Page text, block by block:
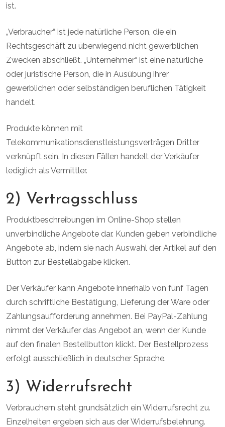
ist.
„Verbraucher“ ist jede natürliche Person, die ein
Rechtsgeschäft zu überwiegend nicht gewerblichen
Zwecken abschließt. „Unternehmer“ ist eine natürliche
oder juristische Person, die in Ausübung ihrer
gewerblichen oder selbständigen beruflichen Tätigkeit
handelt.
Produkte können mit
Telekommunikationsdienstleistungsverträgen Dritter
verknüpft sein. In diesen Fällen handelt der Verkäufer
lediglich als Vermittler.
2) Vertragsschluss
Produktbeschreibungen im Online-Shop stellen
unverbindliche Angebote dar. Kunden geben verbindliche
Angebote ab, indem sie nach Auswahl der Artikel auf den
Button zur Bestellabgabe klicken.
Der Verkäufer kann Angebote innerhalb von fünf Tagen
durch schriftliche Bestätigung, Lieferung der Ware oder
Zahlungsaufforderung annehmen. Bei PayPal-Zahlung
nimmt der Verkäufer das Angebot an, wenn der Kunde
auf den finalen Bestellbutton klickt. Der Bestellprozess
erfolgt ausschließlich in deutscher Sprache.
3) Widerrufsrecht
Verbrauchern steht grundsätzlich ein Widerrufsrecht zu.
Einzelheiten ergeben sich aus der Widerrufsbelehrung.